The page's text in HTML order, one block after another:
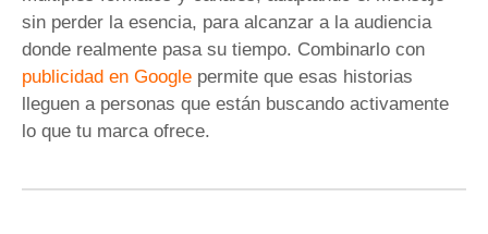
sin perder la esencia, para alcanzar a la audiencia
donde realmente pasa su tiempo. Combinarlo con
publicidad en Google permite que esas historias
lleguen a personas que están buscando activamente
lo que tu marca ofrece.